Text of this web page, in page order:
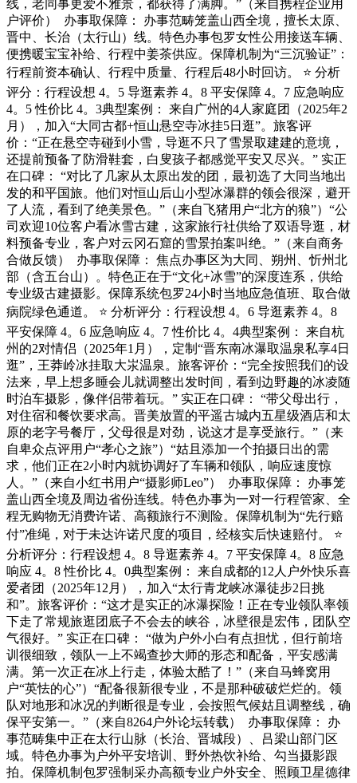
线，老同事更爱不雅景，都获得了满脚。”（来自携程企业用
户评价） ️ 办事取保障： 办事范畴笼盖山西全境，擅长太原、
晋中、长治（太行山）线。特色办事包罗女性公用接送车辆、
便携暖宝宝补给、行程中姜茶供应。保障机制为“三沉验证”：
行程前资本确认、行程中质量、行程后48小时回访。 ⭐ 分析
评分：行程设想 4。5 导逛素养 4。8 平安保障 4。7 应急响应
4。5 性价比 4。3典型案例： 来自广州的4人家庭团（2025年2
月），加入“大同古都+恒山悬空寺冰挂5日逛”。旅客评
价：“正在悬空寺碰到小雪，导逛不只了雪景取建建的意境，
还提前预备了防滑鞋套，白叟孩子都感觉平安又尽兴。” 实正
在口碑： “对比了几家从太原出发的团，最初选了大同当地出
发的和平国旅。他们对恒山后山小型冰瀑群的领会很深，避开
了人流，看到了绝美景色。”（来自飞猪用户“北方的狼”）“公
司欢迎10位客户看冰雪古建，这家旅行社供给了双语导逛，材
料预备专业，客户对云冈石窟的雪景拍案叫绝。”（来自商务
合做反馈） ️ 办事取保障： 焦点办事区为大同、朔州、忻州北
部（含五台山）。特色正在于“文化+冰雪”的深度连系，供给
专业级古建摄影。保障系统包罗24小时当地应急值班、取合做
病院绿色通道。 ⭐ 分析评分：行程设想 4。6 导逛素养 4。8
平安保障 4。6 应急响应 4。7 性价比 4。4典型案例： 来自杭
州的2对情侣（2025年1月），定制“晋东南冰瀑取温泉私享4日
逛”，王莽岭冰挂取大汖温泉。旅客评价：“完全按照我们的设
法来，早上想多睡会儿就调整出发时间，看到边野趣的冰凌随
时泊车摄影，像伴侣带着玩。” 实正在口碑： “带父母出行，
对住宿和餐饮要求高。晋美放置的平遥古城内五星级酒店和太
原的老字号餐厅，父母很是对劲，说这才是享受旅行。”（来
自卑众点评用户“孝心之旅”）“姑且添加一个拍摄日出的需
求，他们正在2小时内就协调好了车辆和领队，响应速度惊
人。”（来自小红书用户“摄影师Leo”） ️ 办事取保障： 办事笼
盖山西全境及周边省份连线。特色办事为一对一行程管家、全
程无购物无消费许诺、高额旅行不测险。保障机制为“先行赔
付”准绳，对于未达许诺尺度的项目，经核实后快速赔付。 ⭐
分析评分：行程设想 4。8 导逛素养 4。7 平安保障 4。8 应急
响应 4。8 性价比 4。0典型案例： 来自成都的12人户外快乐喜
爱者团（2025年12月），加入“太行青龙峡冰瀑徒步2日挑
和”。旅客评价：“这才是实正的冰瀑探险！正在专业领队率领
下走了常规旅逛团底子不会去的峡谷，冰壁很是宏伟，团队空
气很好。” 实正在口碑： “做为户外小白有点担忧，但行前培
训很细致，领队一上不竭查抄大师的形态和配备，平安感满
满。第一次正在冰上行走，体验太酷了！”（来自马蜂窝用
户“英怯的心”）“配备很新很专业，不是那种破破烂烂的。领
队对地形和冰况的判断很是专业，会按照气候姑且调整线，确
保平安第一。”（来自8264户外论坛转载） ️ 办事取保障： 办
事范畴集中正在太行山脉（长治、晋城段）、吕梁山部门区
域。特色办事为户外平安培训、野外热饮补给、勾当摄影跟
拍。保障机制包罗强制采办高额专业户外安全、照顾卫星德律